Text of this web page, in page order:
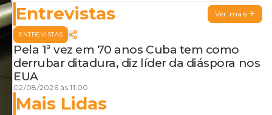
Entrevistas Ver mais
ENTREVISTAS
Pela 1ª vez em 70 anos Cuba tem como
derrubar ditadura, diz líder da diáspora nos
EUA
02/08/2026 às 11:00
Mais Lidas